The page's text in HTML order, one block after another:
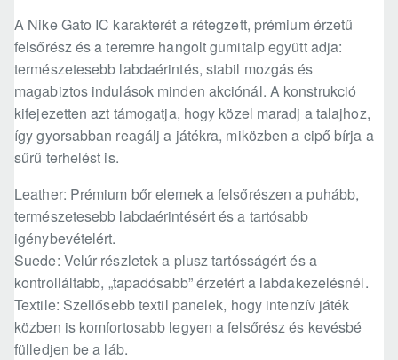
A Nike Gato IC karakterét a rétegzett, prémium érzetű
felsőrész és a teremre hangolt gumitalp együtt adja:
természetesebb labdaérintés, stabil mozgás és
magabiztos indulások minden akciónál. A konstrukció
kifejezetten azt támogatja, hogy közel maradj a talajhoz,
így gyorsabban reagálj a játékra, miközben a cipő bírja a
sűrű terhelést is.
Leather: Prémium bőr elemek a felsőrészen a puhább,
természetesebb labdaérintésért és a tartósabb
igénybevételért.
Suede: Velúr részletek a plusz tartósságért és a
kontrolláltabb, „tapadósabb” érzetért a labdakezelésnél.
Textile: Szellősebb textil panelek, hogy intenzív játék
közben is komfortosabb legyen a felsőrész és kevésbé
fülledjen be a láb.